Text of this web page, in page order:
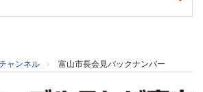
ャンネル 富山市長会見バックナンバー